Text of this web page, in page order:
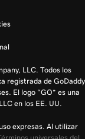
LLC. Todos los
registrada de GoDaddy
El logo “GO” es una
en los EE. UU.
expresas. Al utilizar